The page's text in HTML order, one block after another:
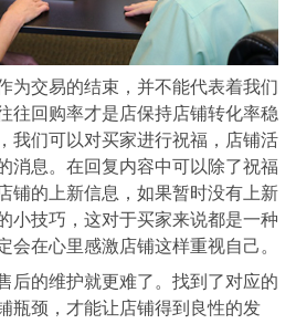
为交易的结束，并不能代表着我们
往回购率才是店保持店铺转化率稳
我们可以对买家进行祝福，店铺活
消息。在回复内容中可以除了祝福
铺的上新信息，如果暂时没有上新
小技巧，这对于买家来说都是一种
会在心里感激店铺这样重视自己。
后的维护就更难了。找到了对应的
瓶颈，才能让店铺得到良性的发